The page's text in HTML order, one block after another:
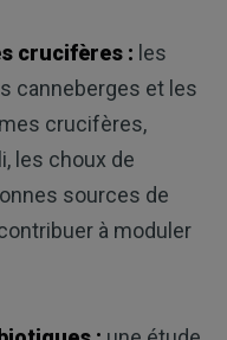
crucifères : les
canneberges et les
crucifères,
les choux de
sources de
à moduler